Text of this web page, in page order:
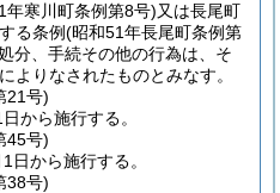
年寒川町条例第8号)又は長尾町
る条例(昭和51年長尾町条例第
分、手続その他の行為は、そ
よりなされたものとみなす。
21号)
から施行する。
45号)
日から施行する。
38号)